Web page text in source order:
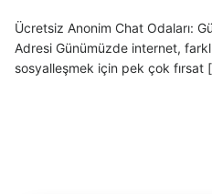
Ücretsiz Anonim Chat Odaları:
Adresi Günümüzde internet,
sosyalleşmek için pek çok fırsat